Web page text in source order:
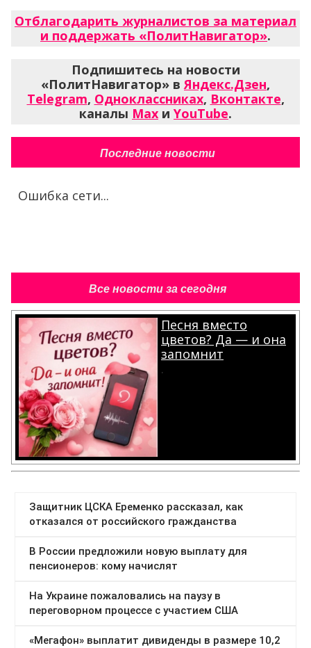
Отблагодарить журналистов за материал
и поддержать «ПолитНавигатор».
Подпишитесь на новости
«ПолитНавигатор» вЯндекс.Дзен,
Telegram, Одноклассниках, Вконтакте,
каналы Max и YouTube.
Последние новости
Ошибка сети...
Все новости за сегодня
Песня вместо
цветов? Да — и она
запомнит
.